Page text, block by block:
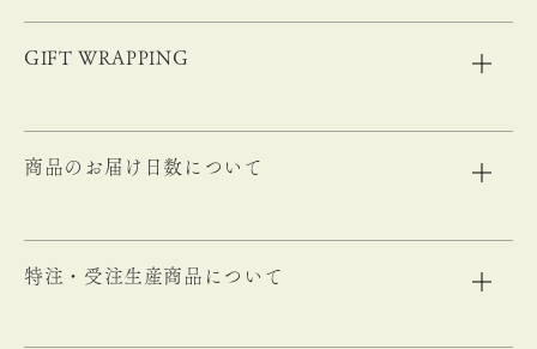
GIFT WRAPPING
商品のお届け日数について
特注・受注生産商品について